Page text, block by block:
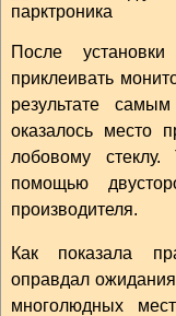
После
приклеивать
результате
оказалось место
лобовому
помощью
производителя.
Как показала
оправдал
многолюдных